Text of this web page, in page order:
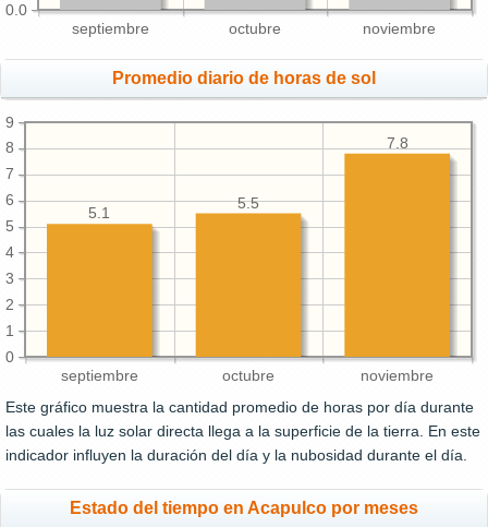
septiembre octubre noviembre
0.0
Promedio diario de horas de sol
septiembre octubre noviembre
0
1
2
3
4
5
6
7
8
9
7.8
5.5
5.1
Este gráfico muestra la cantidad promedio de horas por día durante
las cuales la luz solar directa llega a la superficie de la tierra. En este
indicador influyen la duración del día y la nubosidad durante el día.
Estado del tiempo en Acapulco por meses